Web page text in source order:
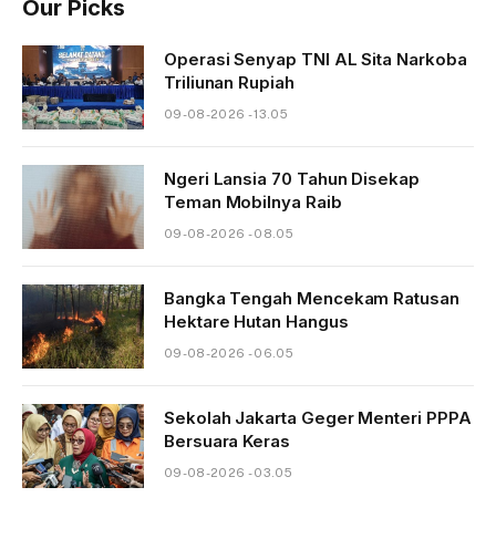
Our Picks
Operasi Senyap TNI AL Sita Narkoba
Triliunan Rupiah
09-08-2026 - 13.05
Ngeri Lansia 70 Tahun Disekap
Teman Mobilnya Raib
09-08-2026 - 08.05
Bangka Tengah Mencekam Ratusan
Hektare Hutan Hangus
09-08-2026 - 06.05
Sekolah Jakarta Geger Menteri PPPA
Bersuara Keras
09-08-2026 - 03.05